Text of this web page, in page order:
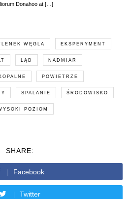
Donahoo at […]
WĘGLA EKSPERYMENT
LĄD NADMIAR
POWIETRZE
SPALANIE ŚRODOWISKO
POZIOM
SHARE:
Facebook
Twitter